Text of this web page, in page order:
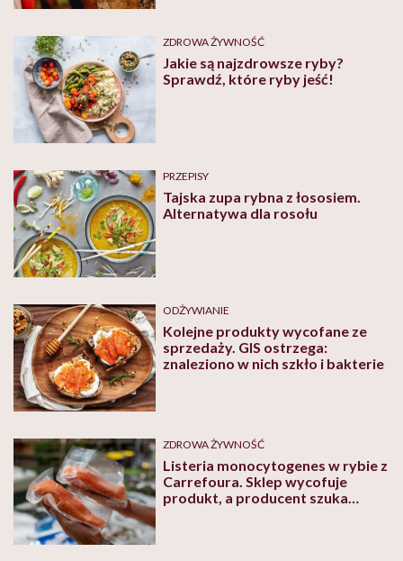
ZDROWA ŻYWNOŚĆ
Jakie są najzdrowsze ryby?
Sprawdź, które ryby jeść!
PRZEPISY
Tajska zupa rybna z łososiem.
Alternatywa dla rosołu
ODŻYWIANIE
Kolejne produkty wycofane ze
sprzedaży. GIS ostrzega:
znaleziono w nich szkło i bakterie
ZDROWA ŻYWNOŚĆ
Listeria monocytogenes w rybie z
Carrefoura. Sklep wycofuje
produkt, a producent szuka